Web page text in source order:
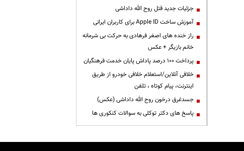
جزئیات جدید قتل روح الله داداشی
آموزش ساخت Apple ID برای کاربران ایرانی
راز خنده های اصغر فرهادی به حرکت بی شرمانه
خانم بازیگر + عکس
پرداخت ۱۰۰ درصد پاداش پایان خدمت فرهنگیان
خلافی آنلاین/استعلام خلافی خودرو از طریق
اینترنت، پیام کوتاه ، تلفن
جسدغرق درخون روح الله داداشی (عکس)
پاسخ های دکتر توکلی به سوالات کنکوری ها